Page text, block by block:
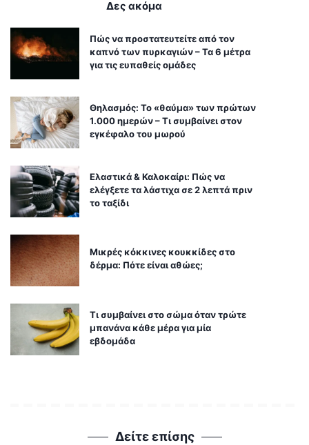
Δες ακόμα
Πώς να προστατευτείτε από τον
καπνό των πυρκαγιών – Τα 6 μέτρα
για τις ευπαθείς ομάδες
Θηλασμός: Το «θαύμα» των πρώτων
1.000 ημερών – Τι συμβαίνει στον
εγκέφαλο του μωρού
Ελαστικά & Καλοκαίρι: Πώς να
ελέγξετε τα λάστιχα σε 2 λεπτά πριν
το ταξίδι
Μικρές κόκκινες κουκκίδες στο
δέρμα: Πότε είναι αθώες;
Τι συμβαίνει στο σώμα όταν τρώτε
μπανάνα κάθε μέρα για μία
εβδομάδα
Δείτε επίσης